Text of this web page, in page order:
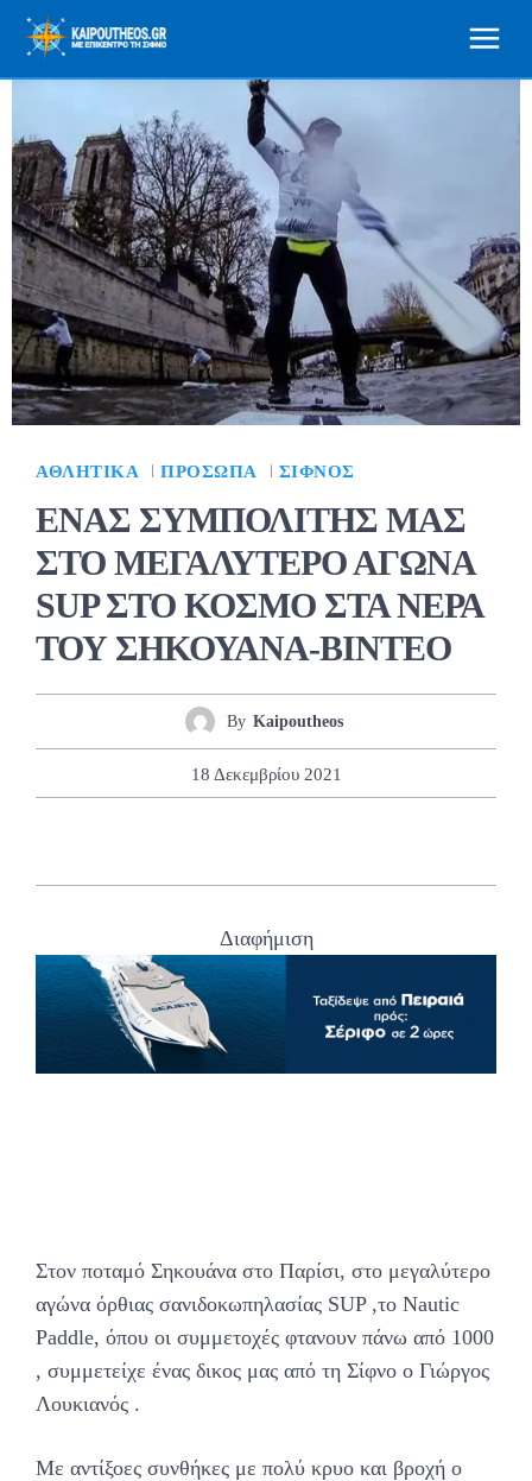
ΑΘΛΗΤΙΚΆ ΠΡΌΣΩΠΑ ΣΊΦΝΟΣ
ΕΝΑΣ ΣΥΜΠΟΛΙΤΗΣ ΜΑΣ
ΣΤΟ ΜΕΓΑΛΥΤΕΡΟ ΑΓΩΝΑ
SUP ΣΤΟ ΚΟΣΜΟ ΣΤΑ ΝΕΡΑ
ΤΟΥ ΣΗΚΟΥΑΝΑ-ΒΙΝΤΕΟ
By Kaipoutheos
18 Δεκεμβρίου 2021
Διαφήμιση
Στον ποταμό Σηκουάνα στο Παρίσι, στο μεγαλύτερο
αγώνα όρθιας σανιδοκωπηλασίας SUP ,το Nautic
Paddle, όπου οι συμμετοχές φτανουν πάνω από 1000
, συμμετείχε ένας δικος μας από τη Σίφνο ο Γιώργος
Λουκιανός .
Με αντίξοες συνθήκες με πολύ κρυο και βροχή ο